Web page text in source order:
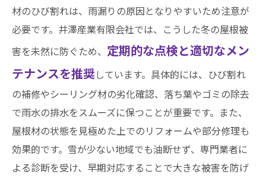
材のひび割れは、雨漏りの原因となりやすいため注意が
必要です。井澤産業有限会社では、こうした冬の屋根被
害を未然に防ぐため、 定期的な点検と適切なメン
テナンスを推奨しています。具体的には、ひび割れ
の補修やシーリング材の劣化確認、落ち葉やゴミの除去
で雨水の排水をスムーズに保つことが重要です。また、
屋根材の状態を見極めた上でのリフォームや部分修理も
効果的です。雪が少ない地域でも油断せず、専門業者に
よる診断を受け、早期対応することで大きな被害を防げ